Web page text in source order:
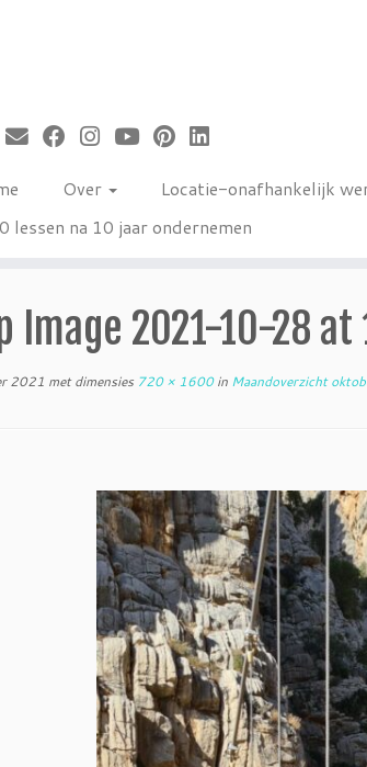
Over Locatie-onafhankelijk
lessen na 10 jaar ondernemen
Image 2021-10-28 at
2021 met dimensies 720 × 1600in Maandoverzicht